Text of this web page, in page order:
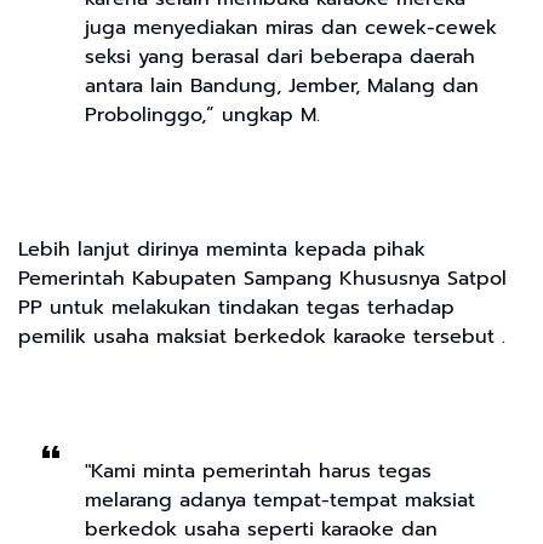
juga menyediakan miras dan cewek-cewek
seksi yang berasal dari beberapa daerah
antara lain Bandung, Jember, Malang dan
Probolinggo,” ungkap M.
Lebih lanjut dirinya meminta kepada pihak
Pemerintah Kabupaten Sampang Khususnya Satpol
PP untuk melakukan tindakan tegas terhadap
pemilik usaha maksiat berkedok karaoke tersebut .
"Kami minta pemerintah harus tegas
melarang adanya tempat-tempat maksiat
berkedok usaha seperti karaoke dan